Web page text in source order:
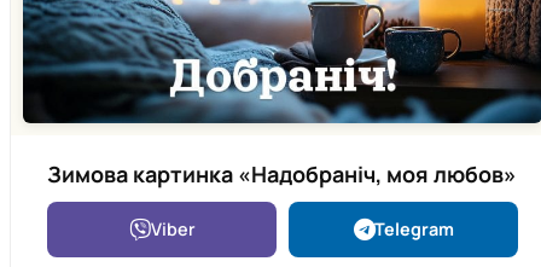
Зимова картинка «Надобраніч, моя любов»
Viber Telegram